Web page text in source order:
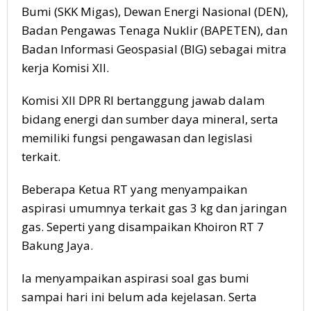
Bumi (SKK Migas), Dewan Energi Nasional (DEN),
Badan Pengawas Tenaga Nuklir (BAPETEN), dan
Badan Informasi Geospasial (BIG) sebagai mitra
kerja Komisi XII.
Komisi XII DPR RI bertanggung jawab dalam
bidang energi dan sumber daya mineral, serta
memiliki fungsi pengawasan dan legislasi
terkait.
Beberapa Ketua RT yang menyampaikan
aspirasi umumnya terkait gas 3 kg dan jaringan
gas. Seperti yang disampaikan Khoiron RT 7
Bakung Jaya.
Ia menyampaikan aspirasi soal gas bumi
sampai hari ini belum ada kejelasan. Serta